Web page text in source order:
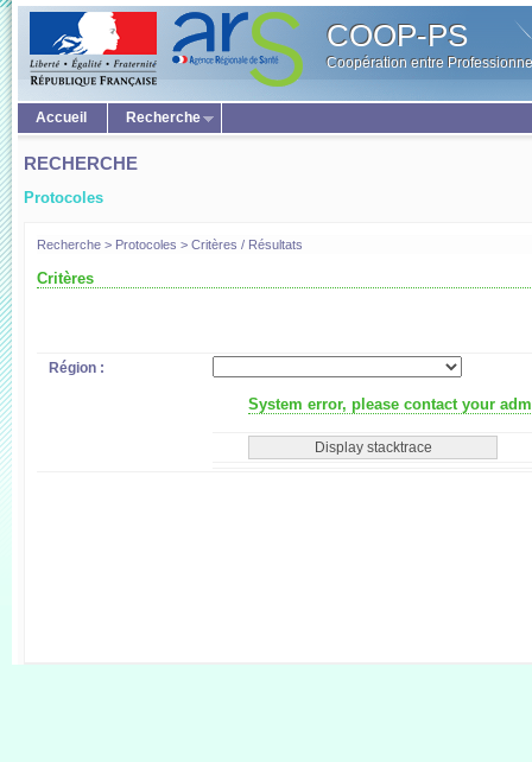
COOP-PS
Coopération entre
Accueil Recherche
RECHERCHE
Protocoles
Recherche > Protocoles > Critères / Résultats
Critères
Région :
System error, please contact your